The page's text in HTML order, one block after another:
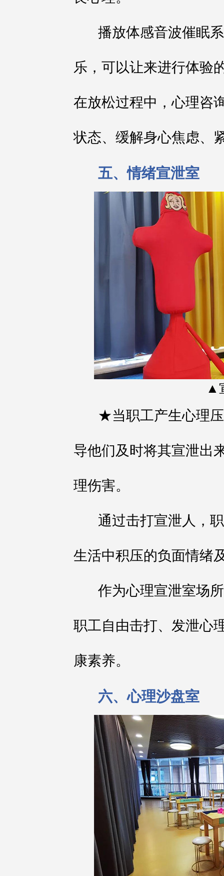
播放体感音波催眠系
乐，可以让来进行体验
在放松过程中，心理咨
状态、缓解身心焦虑、
五、情绪宣泄室
▲
★当职工产生心理压
导他们及时将其宣泄出
理伤害。
通过击打宣泄人，职
生活中积压的负面情绪
作为心理宣泄室场所
职工自由击打、发泄心
康素养。
六、心理沙盘室